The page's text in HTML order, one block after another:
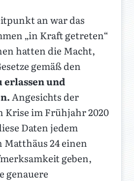
an war das
„in Kraft getreten“
hatten die Macht,
gemäß den
erlassen und
Angesichts der
Krise im Frühjahr 2020
Daten jedem
Matthäus 24 einen
geben,
genauere